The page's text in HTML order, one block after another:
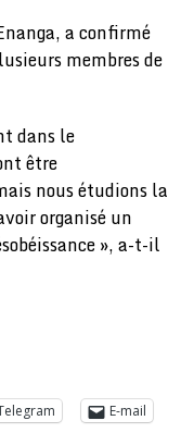
a confirmé
membres de
dans le
être
nous étudions la
organisé un
», a-t-il
E-mail